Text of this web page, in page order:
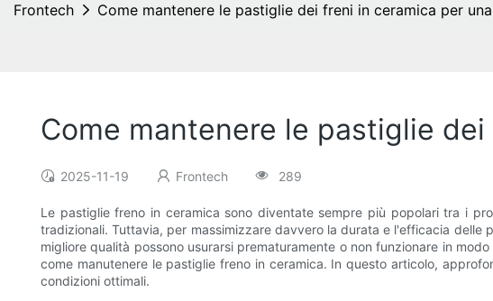
Frontech Come mantenere le pastiglie dei freni in ceramica per
Come mantenere le pastiglie
2025-11-19 Frontech 289
Le pastiglie freno in ceramica sono diventate sempre più popolari tra i
tradizionali. Tuttavia, per massimizzare davvero la durata e l'efficacia
migliore qualità possono usurarsi prematuramente o non funzionare in
come manutenere le pastiglie freno in ceramica. In questo articolo,
condizioni ottimali.